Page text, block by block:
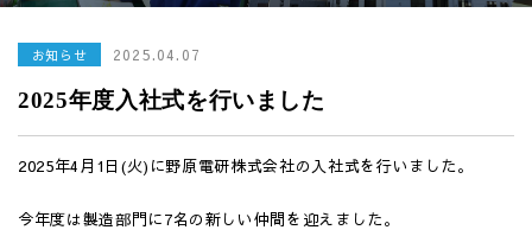
お知らせ 2025.04.07
2025年度入社式を行いました
2025年4月1日(火)に野原電研株式会社の入社式を行いました。
今年度は製造部門に7名の新しい仲間を迎えました。